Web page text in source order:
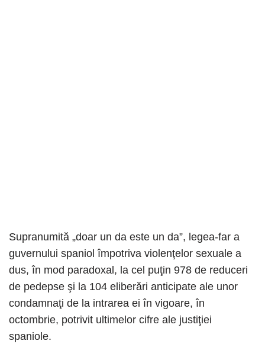
Supranumită „doar un da este un da”, legea-far a
guvernului spaniol împotriva violenţelor sexuale a
dus, în mod paradoxal, la cel puţin 978 de reduceri
de pedepse şi la 104 eliberări anticipate ale unor
condamnaţi de la intrarea ei în vigoare, în
octombrie, potrivit ultimelor cifre ale justiţiei
spaniole.